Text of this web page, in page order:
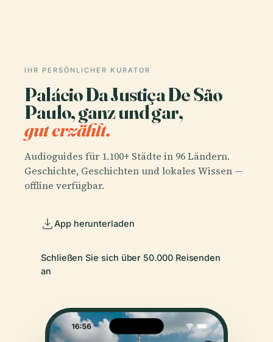
IHR PERSÖNLICHER KURATOR
Palácio Da Justiça De São
Paulo, ganz und gar,
gut erzählt.
Audioguides für 1.100+ Städte in 96 Ländern.
Geschichte, Geschichten und lokales Wissen —
offline verfügbar.
App herunterladen
Schließen Sie sich über 50.000 Reisenden
an